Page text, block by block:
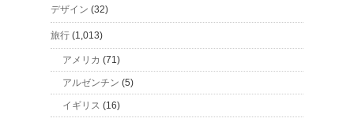
デザイン (32)
旅行 (1,013)
アメリカ (71)
アルゼンチン (5)
イギリス (16)